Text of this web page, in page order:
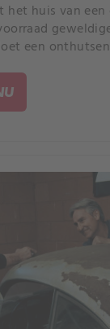
het huis van een
een
motoren mee